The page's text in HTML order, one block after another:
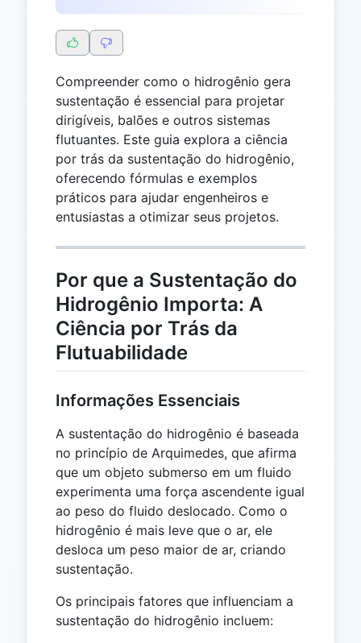
Compreender como o hidrogênio gera
sustentação é essencial para projetar
dirigíveis, balões e outros sistemas
flutuantes. Este guia explora a ciência
por trás da sustentação do hidrogênio,
oferecendo fórmulas e exemplos
práticos para ajudar engenheiros e
entusiastas a otimizar seus projetos.
Por que a Sustentação do
Hidrogênio Importa: A
Ciência por Trás da
Flutuabilidade
Informações Essenciais
A sustentação do hidrogênio é baseada
no princípio de Arquimedes, que afirma
que um objeto submerso em um fluido
experimenta uma força ascendente igual
ao peso do fluido deslocado. Como o
hidrogênio é mais leve que o ar, ele
desloca um peso maior de ar, criando
sustentação.
Os principais fatores que influenciam a
sustentação do hidrogênio incluem: